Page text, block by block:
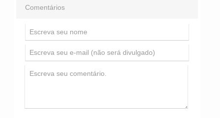
Comentários